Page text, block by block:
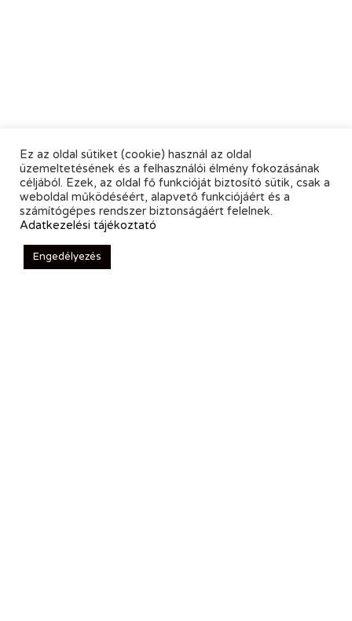
Ez az oldal sütiket (cookie) használ az oldal
üzemeltetésének és a felhasználói élmény fokozásának
céljából. Ezek, az oldal fő funkcióját biztosító sütik, csak a
weboldal működéséért, alapvető funkciójáért és a
számítógépes rendszer biztonságáért felelnek.
Adatkezelési tájékoztató
Engedélyezés